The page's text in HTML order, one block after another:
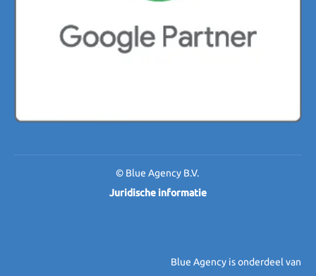
© Blue Agency B.V.
Juridische informatie
Blue Agency is onderdeel van